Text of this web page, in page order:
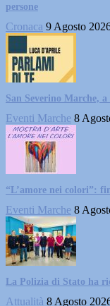
persone
Cronaca 9 Agosto
San Severino Marche,
Eventi Marche 8
“L’amore nei colori”:
Eventi Marche 8
La Polizia di Stato ha
Attualità 8 Agosto